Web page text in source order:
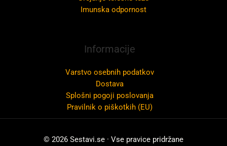
Imunska odpornost
Informacije
Varstvo osebnih podatkov
Dostava
Splošni pogoji poslovanja
Pravilnik o piškotkih (EU)
© 2026 Sestavi.se · Vse pravice pridržane